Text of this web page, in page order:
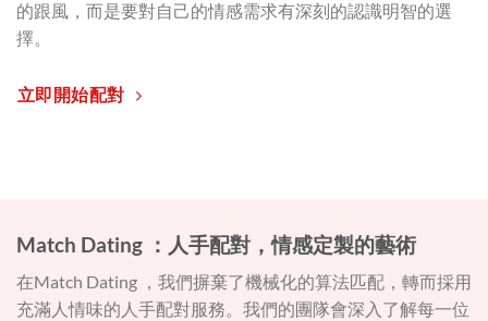
的跟風，而是要對自己的情感需求有深刻的認識明智的選
擇。
立即開始配對
Match Dating ：人手配對，情感定製的藝術
在Match Dating ，我們摒棄了機械化的算法匹配，轉而採用
充滿人情味的人手配對服務。我們的團隊會深入了解每一位